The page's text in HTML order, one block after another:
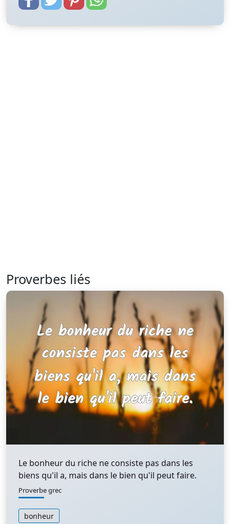
Proverbes liés
Le bonheur du riche ne consiste pas dans les
biens qu'il a, mais dans le bien qu'il peut faire.
Proverbe grec
bonheur